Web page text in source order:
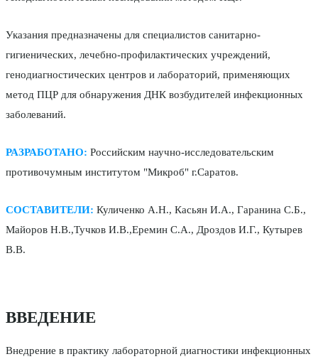
Указания предназначены для специалистов санитарно-
гигиенических, лечебно-профилактических учреждений,
генодиагностических центров и лабораторий, применяющих
метод ПЦР для обнаружения ДНК возбудителей инфекционных
заболеваний.
РАЗРАБОТАНО: Российским научно-исследовательским
противочумным институтом "Микроб" г.Саратов.
СОСТАВИТЕЛИ: Куличенко А.Н., Касьян И.А., Гаранина С.Б.,
Майоров Н.В.,Тучков И.В.,Еремин С.А., Дроздов И.Г., Кутырев
В.В.
ВВЕДЕНИЕ
Внедрение в практику лабораторной диагностики инфекционных